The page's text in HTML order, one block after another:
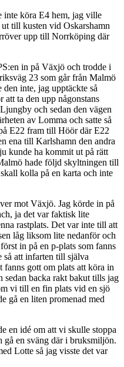
inte köra E4 hem, jag ville
till kusten vid Oskarshamn
upp till Norrköping där
in på Växjö och trodde i
23 som går från Malmö
inte, jag upptäckte så
ta den upp någonstans
och sedan den vägen
av Lomma och satte så
E22 fram till Höör där E22
ena till Karlshamn den andra
kunde ha kommit ut på rätt
hade följd skyltningen till
kolla på en karta och inte
mot Växjö. Jag körde in på
ja det var faktisk lite
rastplats. Det var inte till att
låg liksom lite nedanför och
in på en p-plats som fanns
så att infarten till själva
fanns gott om plats att köra in
sedan backa rakt bakut tills jag
vi till en fin plats vid en sjö
gå en liten promenad med
en idé om att vi skulle stoppa
en sväng där i bruksmiljön.
Lotte så jag visste det var